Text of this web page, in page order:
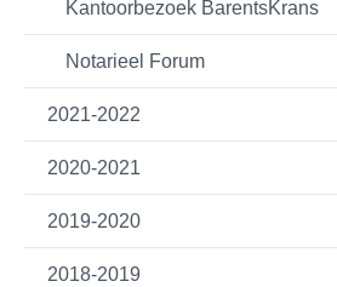
Kantoorbezoek BarentsKrans
Notarieel Forum
2021-2022
2020-2021
2019-2020
2018-2019